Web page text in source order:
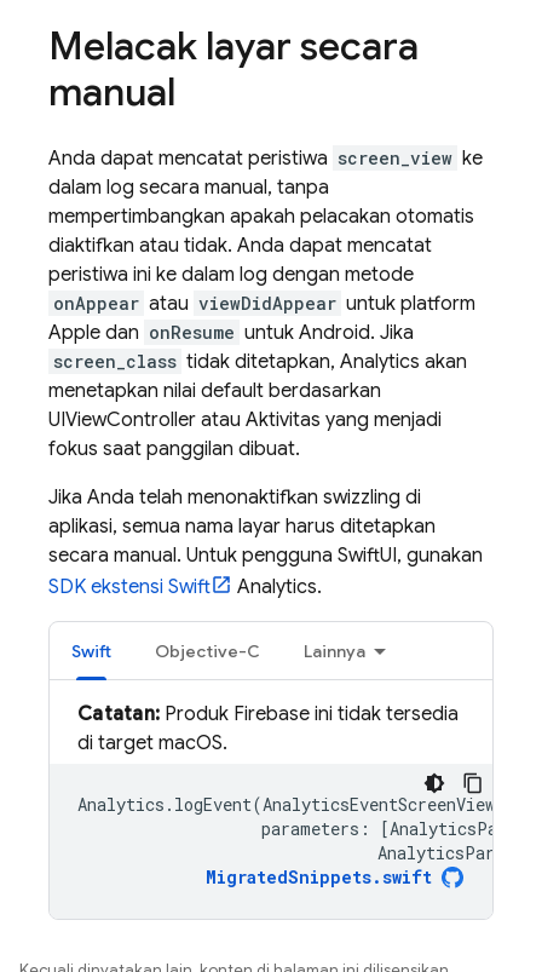
Melacak layar secara
manual
Anda dapat mencatat peristiwa screen_view ke
dalam log secara manual, tanpa
mempertimbangkan apakah pelacakan otomatis
diaktifkan atau tidak. Anda dapat mencatat
peristiwa ini ke dalam log dengan metode
onAppear atau viewDidAppear untuk platform
Apple dan onResume untuk Android. Jika
screen_class tidak ditetapkan, Analytics akan
menetapkan nilai default berdasarkan
UIViewController atau Aktivitas yang menjadi
fokus saat panggilan dibuat.
Jika Anda telah menonaktifkan swizzling di
aplikasi, semua nama layar harus ditetapkan
secara manual. Untuk pengguna SwiftUI, gunakan
SDK ekstensi Swift
Analytics.
Swift Objective-C Lainnya
Catatan: Produk Firebase ini tidak tersedia
di target macOS.
Analytics . logEvent(AnalyticsEventScreenView
parameters : [
MigratedSnippets.swift